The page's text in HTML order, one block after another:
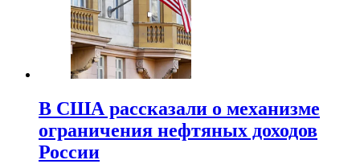
В США рассказали о механизме
ограничения нефтяных доходов
России